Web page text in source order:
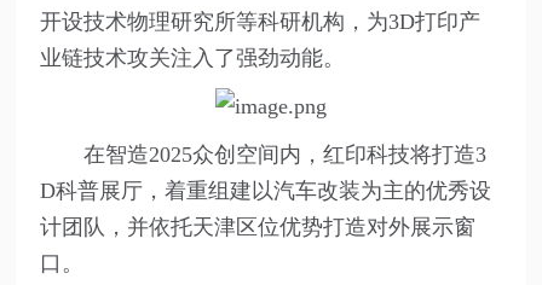
开设技术物理研究所等科研机构，为3D打印产
业链技术攻关注入了强劲动能。
在智造2025众创空间内，红印科技将打造3
D科普展厅，着重组建以汽车改装为主的优秀设
计团队，并依托天津区位优势打造对外展示窗
口。